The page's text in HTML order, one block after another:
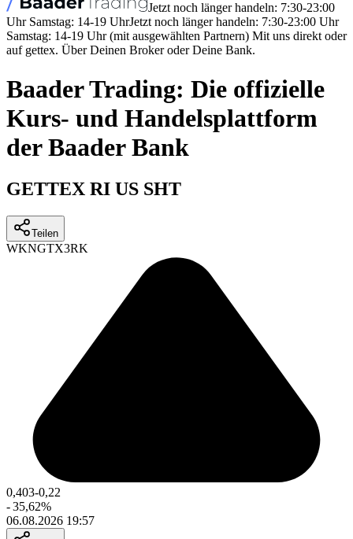
Jetzt noch länger handeln: 7:30-23:00
Uhr Samstag: 14-19 UhrJetzt noch länger handeln: 7:30-23:00 Uhr
Samstag: 14-19 Uhr (mit ausgewählten Partnern) Mit uns direkt oder
auf gettex. Über Deinen Broker oder Deine Bank.
Baader Trading: Die offizielle
Kurs- und Handelsplattform
der Baader Bank
GETTEX RI US SHT
Teilen
WKNGTX3RK
0,403-0,22
-35,62%
06.08.2026 19:57